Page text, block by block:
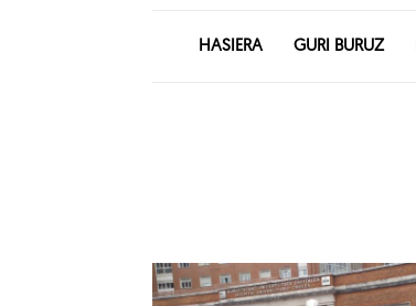
HASIERA GURI BURUZ